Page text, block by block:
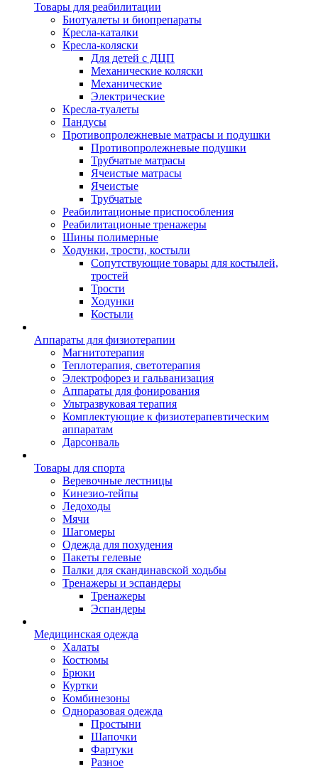
Товары для реабилитации
Биотуалеты и биопрепараты
Кресла-каталки
Кресла-коляски
Для детей с ДЦП
Механические коляски
Механические
Электрические
Кресла-туалеты
Пандусы
Противопролежневые матрасы и подушки
Противопролежневые подушки
Трубчатые матрасы
Ячеистые матрасы
Ячеистые
Трубчатые
Реабилитационые приспособления
Реабилитационые тренажеры
Шины полимерные
Ходунки, трости, костыли
Сопутствующие товары для костылей,
тростей
Трости
Ходунки
Костыли
Аппараты для физиотерапии
Магнитотерапия
Теплотерапия, светотерапия
Электрофорез и гальванизация
Аппараты для фонирования
Ультразвуковая терапия
Комплектующие к физиотерапевтическим
аппаратам
Дарсонваль
Товары для спорта
Веревочные лестницы
Кинезио-тейпы
Ледоходы
Мячи
Шагомеры
Одежда для похудения
Пакеты гелевые
Палки для скандинавской ходьбы
Тренажеры и эспандеры
Тренажеры
Эспандеры
Медицинская одежда
Халаты
Костюмы
Брюки
Куртки
Комбинезоны
Одноразовая одежда
Простыни
Шапочки
Фартуки
Разное